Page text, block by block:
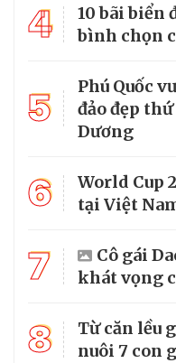
4
10 bãi biển
bình chọn
5
Phú Quốc
đảo đẹp
Dương
6
World Cup
tại Việt
7
Cô gái
khát vọng
8
Từ căn lều
nuôi 7 con